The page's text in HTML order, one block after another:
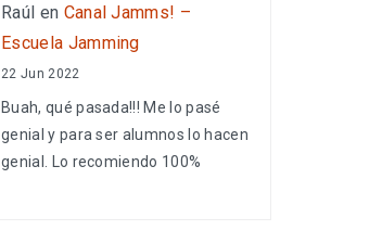
Raúl en Canal Jamms! –
Escuela Jamming
22 Jun 2022
Buah, qué pasada!!! Me lo pasé
genial y para ser alumnos lo hacen
genial. Lo recomiendo 100%